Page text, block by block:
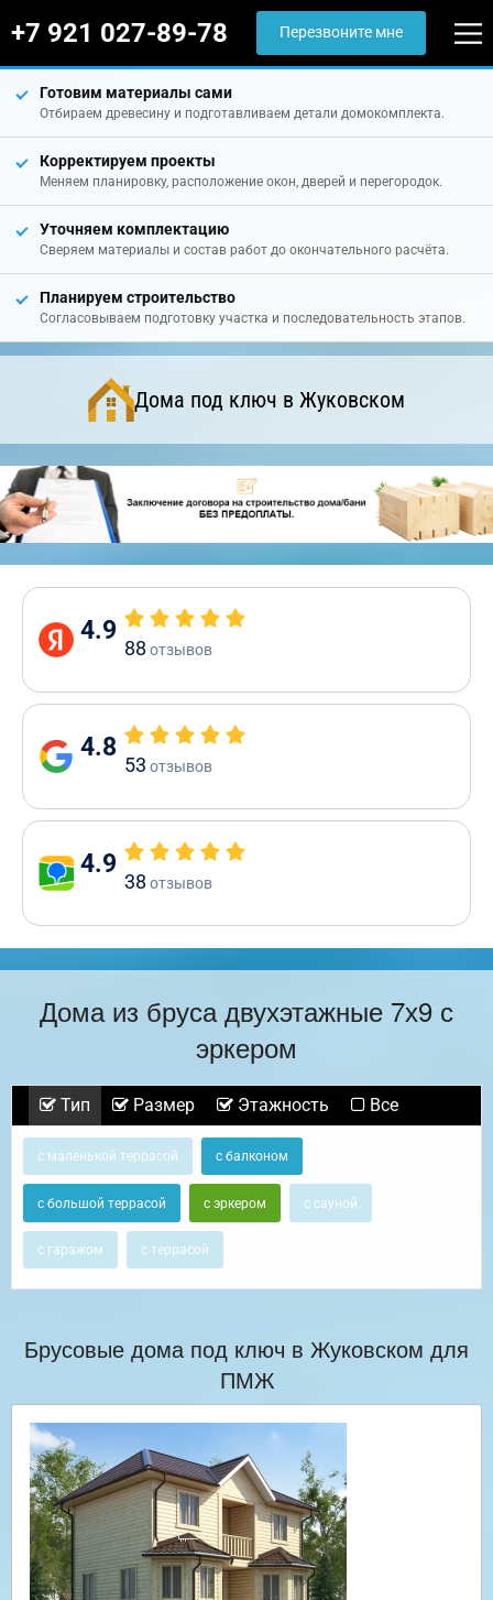
+7 921 027-89-78 Перезвоните мне
Готовим материалы сами
Отбираем древесину и подготавливаем детали домокомплекта.
Корректируем проекты
Меняем планировку, расположение окон, дверей и перегородок.
Уточняем комплектацию
Сверяем материалы и состав работ до окончательного расчёта.
Планируем строительство
Согласовываем подготовку участка и последовательность этапов.
Дома под ключ в Жуковском
4.9
88 отзывов
4.8
53 отзывов
4.9
38 отзывов
Дома из бруса двухэтажные 7х9 с
эркером
Тип Размер Этажность Все
с маленькой террасой с балконом
с большой террасой с эркером с сауной
с гаражом с террасой
Брусовые дома под ключ в Жуковском для
ПМЖ